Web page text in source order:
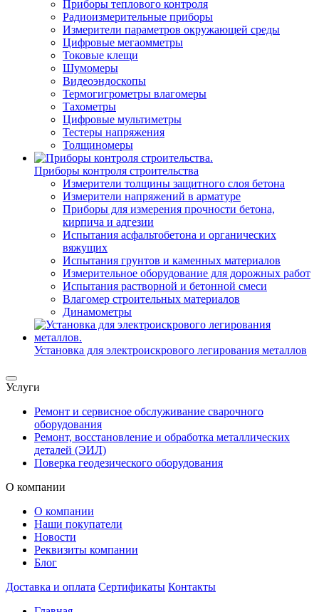
Приборы теплового контроля
Радиоизмерительные приборы
Измерители параметров окружающей среды
Цифровые мегаомметры
Токовые клещи
Шумомеры
Видеоэндоскопы
Термогигрометры влагомеры
Тахометры
Цифровые мультиметры
Тестеры напряжения
Толщиномеры
Приборы контроля строительства
Измерители толщины защитного слоя бетона
Измерители напряжений в арматуре
Приборы для измерения прочности бетона,
кирпича и адгезии
Испытания асфальтобетона и органических
вяжущих
Испытания грунтов и каменных материалов
Измерительное оборудование для дорожных работ
Испытания растворной и бетонной смеси
Влагомер строительных материалов
Динамометры
Установка для электроискрового легирования металлов
Услуги
Ремонт и сервисное обслуживание сварочного
оборудования
Ремонт, восстановление и обработка металлических
деталей (ЭИЛ)
Поверка геодезического оборудования
О компании
О компании
Наши покупатели
Новости
Реквизиты компании
Блог
Доставка и оплата Сертификаты Контакты